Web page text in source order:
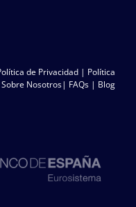
de Privacidad | Política
Sobre Nosotros| FAQs | Blog